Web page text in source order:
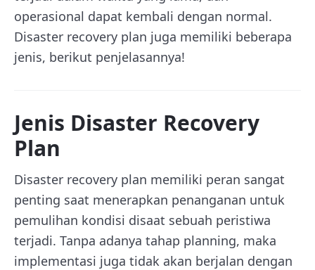
operasional dapat kembali dengan normal.
Disaster recovery plan juga memiliki beberapa
jenis, berikut penjelasannya!
Jenis Disaster Recovery
Plan
Disaster recovery plan memiliki peran sangat
penting saat menerapkan penanganan untuk
pemulihan kondisi disaat sebuah peristiwa
terjadi. Tanpa adanya tahap planning, maka
implementasi juga tidak akan berjalan dengan